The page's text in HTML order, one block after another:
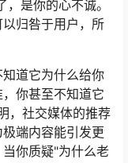
是你的心不诚。
归咎于用户，所
道它为什么给你
你甚至不知道它
，社交媒体的推荐
端内容能引发更
你质疑"为什么老